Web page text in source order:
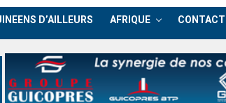
D’AILLEURS AFRIQUE CONTACT